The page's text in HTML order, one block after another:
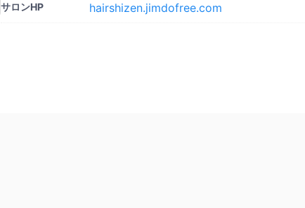
サロンHP hairshizen.jimdofree.com